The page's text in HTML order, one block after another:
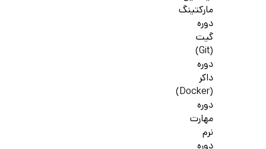
مارکتینگ
دوره
گیت
(Git)
دوره
داکر
(Docker)
دوره
مهارت
نرم